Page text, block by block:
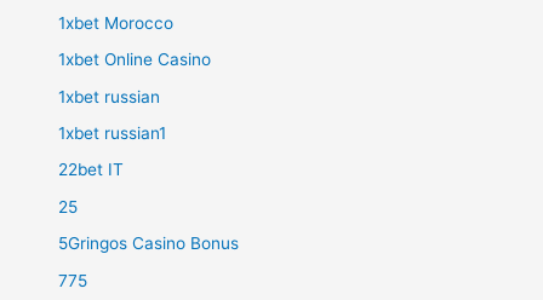
1xbet Morocco
1xbet Online Casino
1xbet russian
1xbet russian1
22bet IT
25
5Gringos Casino Bonus
775